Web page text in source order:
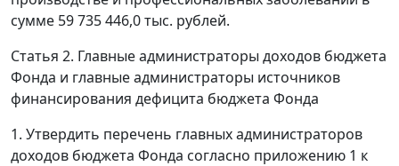
сумме 59 735 446,0 тыс. рублей.
Статья 2. Главные администраторы доходов бюджета
Фонда и главные администраторы источников
финансирования дефицита бюджета Фонда
1. Утвердить перечень главных администраторов
доходов бюджета Фонда согласно приложению 1 к